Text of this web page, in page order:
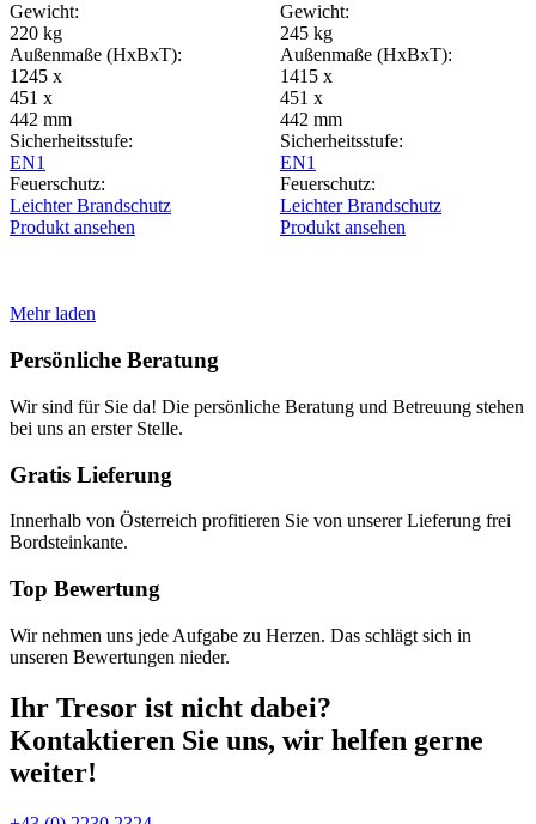
Gewicht:
220 kg
Außenmaße (HxBxT):
1245 x
451 x
442 mm
Sicherheitsstufe:
EN1
Feuerschutz:
Leichter Brandschutz
Produkt ansehen
Gewicht:
245 kg
Außenmaße (HxBxT):
1415 x
451 x
442 mm
Sicherheitsstufe:
EN1
Feuerschutz:
Leichter Brandschutz
Produkt ansehen
Mehr laden
Persönliche Beratung
Wir sind für Sie da! Die persönliche Beratung und Betreuung stehen
bei uns an erster Stelle.
Gratis Lieferung
Innerhalb von Österreich profitieren Sie von unserer Lieferung frei
Bordsteinkante.
Top Bewertung
Wir nehmen uns jede Aufgabe zu Herzen. Das schlägt sich in
unseren Bewertungen nieder.
Ihr Tresor ist nicht dabei?
Kontaktieren Sie uns, wir helfen gerne
weiter!